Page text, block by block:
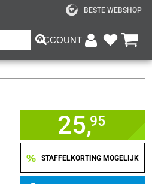
BESTE WEBSHOP
ACCOUNT
25,95
% STAFFELKORTING MOGELIJK